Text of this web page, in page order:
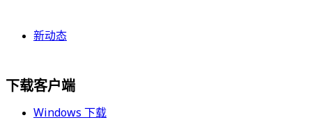
新动态
下载客户端
Windows 下载